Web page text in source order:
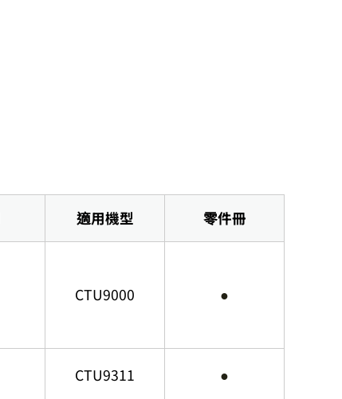
適用機型
零件冊
CTU9000 ●
CTU9311 ●